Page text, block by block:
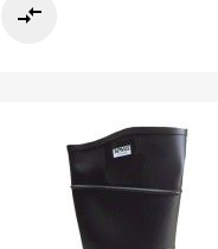
compare_arrows